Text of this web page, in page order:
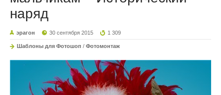
наряд
эрагон 30 сентября 2015 1 309
Шаблоны для Фотошоп / Фотомонтаж